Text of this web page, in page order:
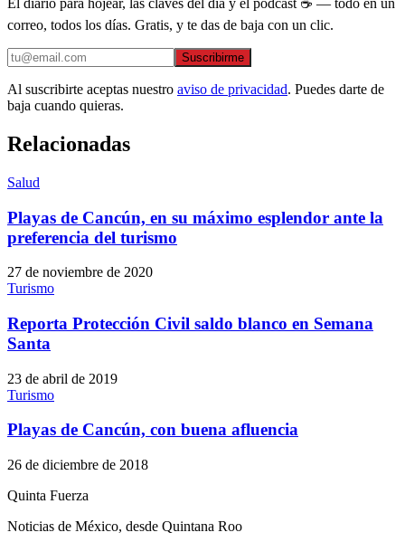
El diario para hojear, las claves del día y el podcast ☕ — todo en un
correo, todos los días. Gratis, y te das de baja con un clic.
Suscribirme
Al suscribirte aceptas nuestro aviso de privacidad. Puedes darte de
baja cuando quieras.
Relacionadas
Salud
Playas de Cancún, en su máximo esplendor ante la
preferencia del turismo
27 de noviembre de 2020
Turismo
Reporta Protección Civil saldo blanco en Semana
Santa
23 de abril de 2019
Turismo
Playas de Cancún, con buena afluencia
26 de diciembre de 2018
Quinta Fuerza
Noticias de México, desde Quintana Roo